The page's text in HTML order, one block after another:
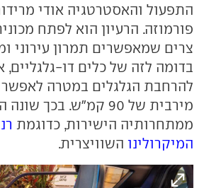
התפעול והאסטרטגיה אודי
פורמוזה. הרעיון הוא לפתח
צרים שמאפשרים תמרון עירוני
בדומה לזה של כלים דו-
להרחבת הגלגלים במטרה לאפשר
מירבית של 90 קמ"ש. בכך
ממתחרותיה הישירות, כדוגמת
המיקרולינו השוויצרית.